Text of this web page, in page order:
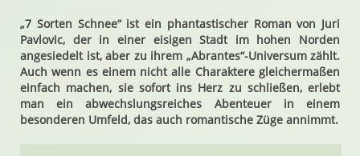
„7 Sorten Schnee“ ist ein phantastischer Roman von Juri
Pavlovic, der in einer eisigen Stadt im hohen Norden
angesiedelt ist, aber zu ihrem „Abrantes“-Universum zählt.
Auch wenn es einem nicht alle Charaktere gleichermaßen
einfach machen, sie sofort ins Herz zu schließen, erlebt
man ein abwechslungsreiches Abenteuer in einem
besonderen Umfeld, das auch romantische Züge annimmt.